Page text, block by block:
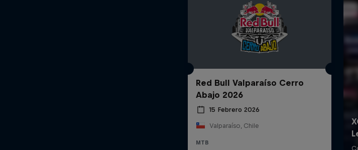
Red Bull Valparaíso Cerro
Abajo 2026
15 Febrero 2026
Valparaíso, Chile
MTB